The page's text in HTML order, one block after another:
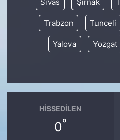
Sivas Şırnak
Trabzon Tunceli
Yalova Yozgat
HISSEDILEN
0°